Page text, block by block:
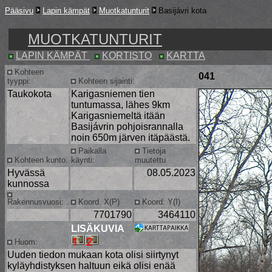
Pääsivu Lapin kämpät Muotkatunturit Basijávri kota
MUOTKATUNTURIT
LAPIN KÄMPÄT KORTISTO KARTTA
Kohteen
tyyppi:
Kohteen sijainti:
041
Taukokota
Karigasniemen tien
tuntumassa, lähes 9km
Karigasniemeltä itään
Basijávrin pohjoisrannalla
noin 650m järven itäpäästä.
Kohteen kunto:
Paikalla
käynti:
Tietoja
muutettu
Hyvässä
kunnossa
08.05.2023
Rakennusvuosi: Koord. X(P) Koord. Y(I)
7701790 3464110
Huom:
LISÄKUVIA
Uuden tiedon mukaan kota olisi siirtynyt
kyläyhdistyksen haltuun eikä olisi enää